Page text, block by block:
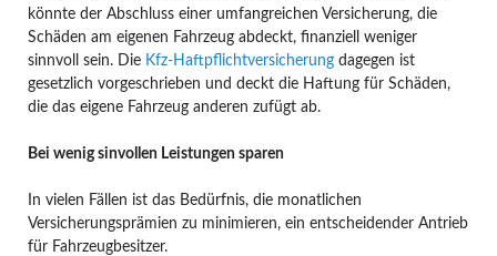
könnte der Abschluss einer umfangreichen Versicherung, die
Schäden am eigenen Fahrzeug abdeckt, finanziell weniger
sinnvoll sein. Die Kfz-Haftpflichtversicherungdagegen ist
gesetzlich vorgeschrieben und deckt die Haftung für Schäden,
die das eigene Fahrzeug anderen zufügt ab.
Bei wenig sinvollen Leistungen sparen
In vielen Fällen ist das Bedürfnis, die monatlichen
Versicherungsprämien zu minimieren, ein entscheidender Antrieb
für Fahrzeugbesitzer.